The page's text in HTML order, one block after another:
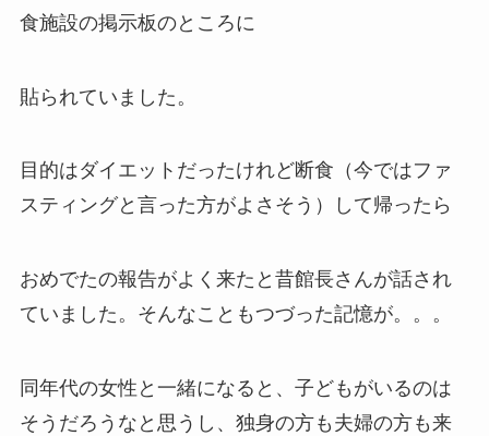
食施設の掲示板のところに
貼られていました。
目的はダイエットだったけれど断食（今ではファ
スティングと言った方がよさそう）して帰ったら
おめでたの報告がよく来たと昔館長さんが話され
ていました。そんなこともつづった記憶が。。。
同年代の女性と一緒になると、子どもがいるのは
そうだろうなと思うし、独身の方も夫婦の方も来